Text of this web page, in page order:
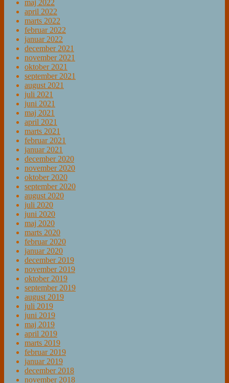
maj 2022
april 2022
marts 2022
februar 2022
januar 2022
december 2021
november 2021
oktober 2021
september 2021
august 2021
juli 2021
juni 2021
maj 2021
april 2021
marts 2021
februar 2021
januar 2021
december 2020
november 2020
oktober 2020
september 2020
august 2020
juli 2020
juni 2020
maj 2020
marts 2020
februar 2020
januar 2020
december 2019
november 2019
oktober 2019
september 2019
august 2019
juli 2019
juni 2019
maj 2019
april 2019
marts 2019
februar 2019
januar 2019
december 2018
november 2018